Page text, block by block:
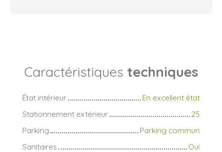
Caractéristiques techniques
État intérieur
En excellent état
Stationnement extérieur
25
Parking
Parking commun
Sanitaires
Oui